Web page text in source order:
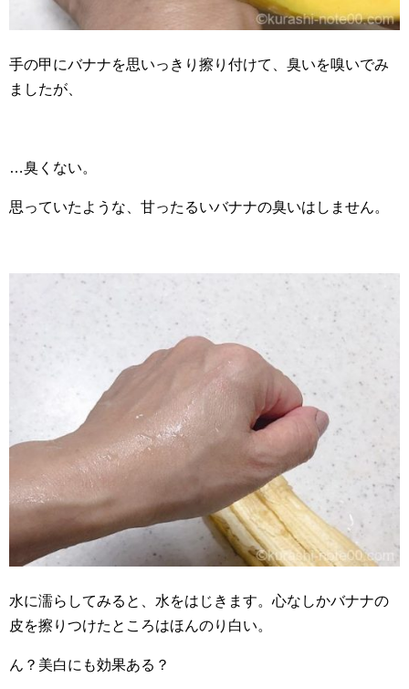
手の甲にバナナを思いっきり擦り付けて、臭いを嗅いでみ
ましたが、
…臭くない。
思っていたような、甘ったるいバナナの臭いはしません。
水に濡らしてみると、水をはじきます。心なしかバナナの
皮を擦りつけたところはほんのり白い。
ん？美白にも効果ある？